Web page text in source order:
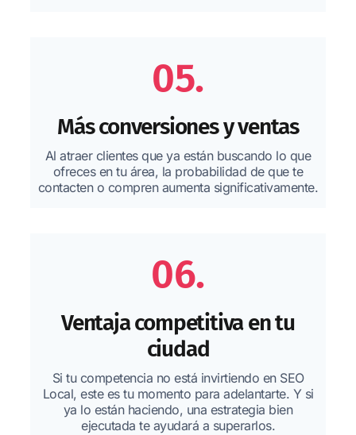
05.
Más conversiones y ventas
Al atraer clientes que ya están buscando lo que
ofreces en tu área, la probabilidad de que te
contacten o compren aumenta significativamente.
06.
Ventaja competitiva en tu
ciudad
Si tu competencia no está invirtiendo en SEO
Local, este es tu momento para adelantarte. Y si
ya lo están haciendo, una estrategia bien
ejecutada te ayudará a superarlos.